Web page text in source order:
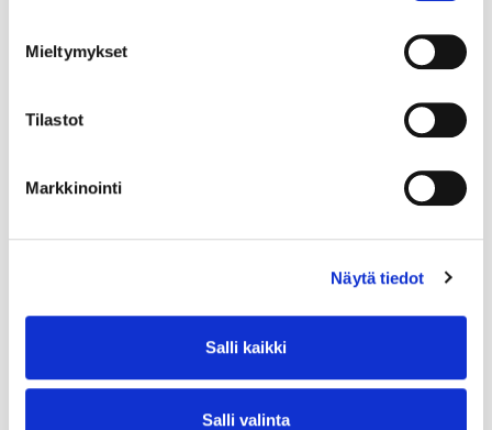
Mieltymykset
Tilastot
Markkinointi
Näytä tiedot
Salli kaikki
Salli valinta